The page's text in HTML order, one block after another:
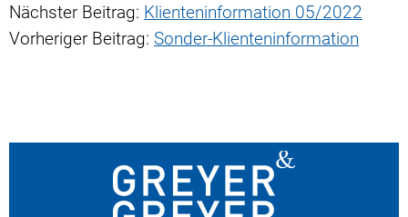
Nächster Beitrag: Klienten­information 05/2022
Vorheriger Beitrag: Sonder-Klienten­information